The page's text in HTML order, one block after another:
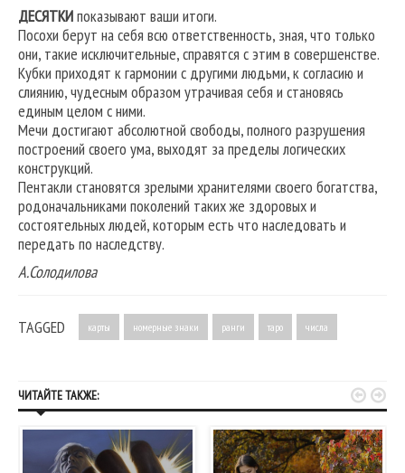
ДЕСЯТКИпоказывают ваши итоги.
Посохи берут на себя всю ответственность, зная, что только
они, такие исключительные, справятся с этим в совершенстве.
Кубки приходят к гармонии с другими людьми, к согласию и
слиянию, чудесным образом утрачивая себя и становясь
единым целом с ними.
Мечи достигают абсолютной свободы, полного разрушения
построений своего ума, выходят за пределы логических
конструкций.
Пентакли становятся зрелыми хранителями своего богатства,
родоначальниками поколений таких же здоровых и
состоятельных людей, которым есть что наследовать и
передать по наследству.
А.Солодилова
TAGGED карты номерные знаки ранги таро числа
ЧИТАЙТЕ ТАКЖЕ:  